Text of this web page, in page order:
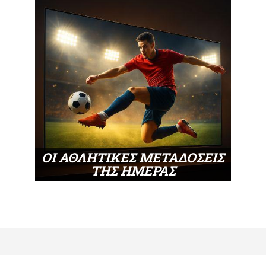
ΟΙ ΑΘΛΗΤΙΚΕΣ ΜΕΤΑΔΟΣΕΙΣ
ΤΗΣ ΗΜΕΡΑΣ